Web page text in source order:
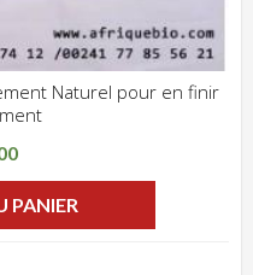
Naturel pour en finir
PANIER